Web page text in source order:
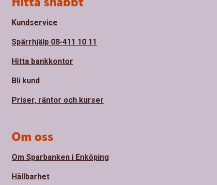
Kundservice
Spärrhjälp 08-411 10 11
Hitta bankkontor
Bli kund
Priser, räntor och kurser
Om oss
Om Sparbanken i Enköping
Hållbarhet